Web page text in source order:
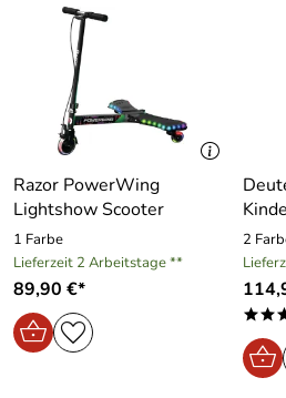
und UV-Strahlen ist
Brillengläser der uvex Kinder
haben die Schutzstufe 3.
Hersteller: UVEX SPORTS
90766 Fürth, sports@uvex.de
Razor PowerWing
Lightshow Scooter
1 Farbe
Lieferzeit 2 Arbeitstage **
89,90 €*
2